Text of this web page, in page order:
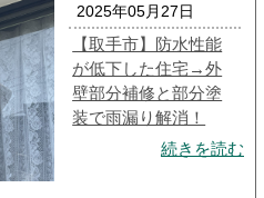
2025年05月27日
【取手市】防水性能
が低下した住宅→外
壁部分補修と部分塗
装で雨漏り解消！
続きを読む